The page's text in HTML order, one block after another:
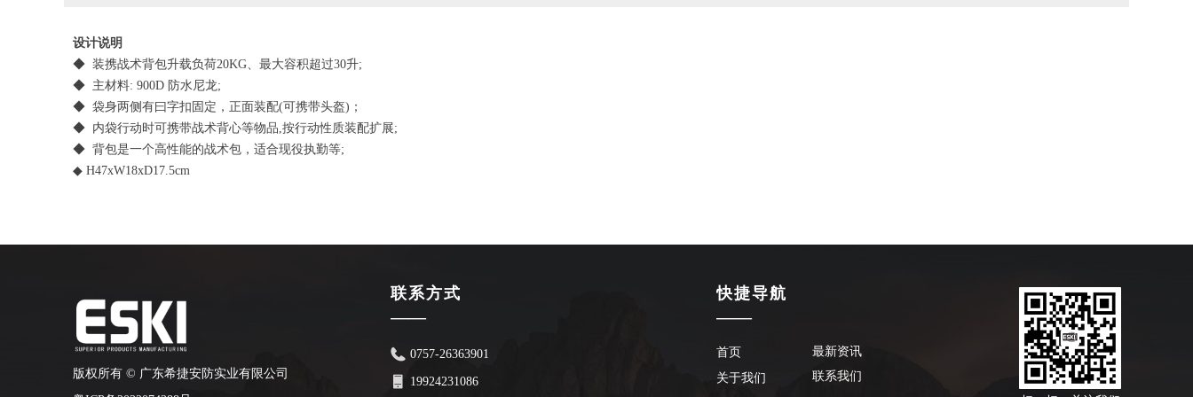
设计说明
◆ 装携战术背包升载负荷20KG、最大容积超过30升;
◆ 主材料: 900D 防水尼龙;
◆ 袋身两侧有曰字扣固定，正面装配(可携带头盔)；
◆ 内袋行动时可携带战术背心等物品,按行动性质装配扩展;
◆ 背包是一个高性能的战术包，适合现役执勤等;
◆ H47xW18xD17.5cm
版权所有 © 广东希捷安防实业有限公司
联系方式
——
0757-26363901
19924231086
快捷导航
——
首页
关于我们
最新资讯
联系我们